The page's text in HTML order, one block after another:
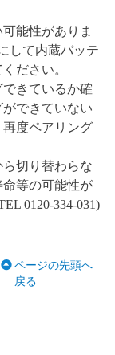
能性がありま
して内蔵バッテ
ださい。
きているか確
できていない
度ペアリング
切り替わらな
等の可能性が
0120-334-031)
ページの先頭へ
戻る